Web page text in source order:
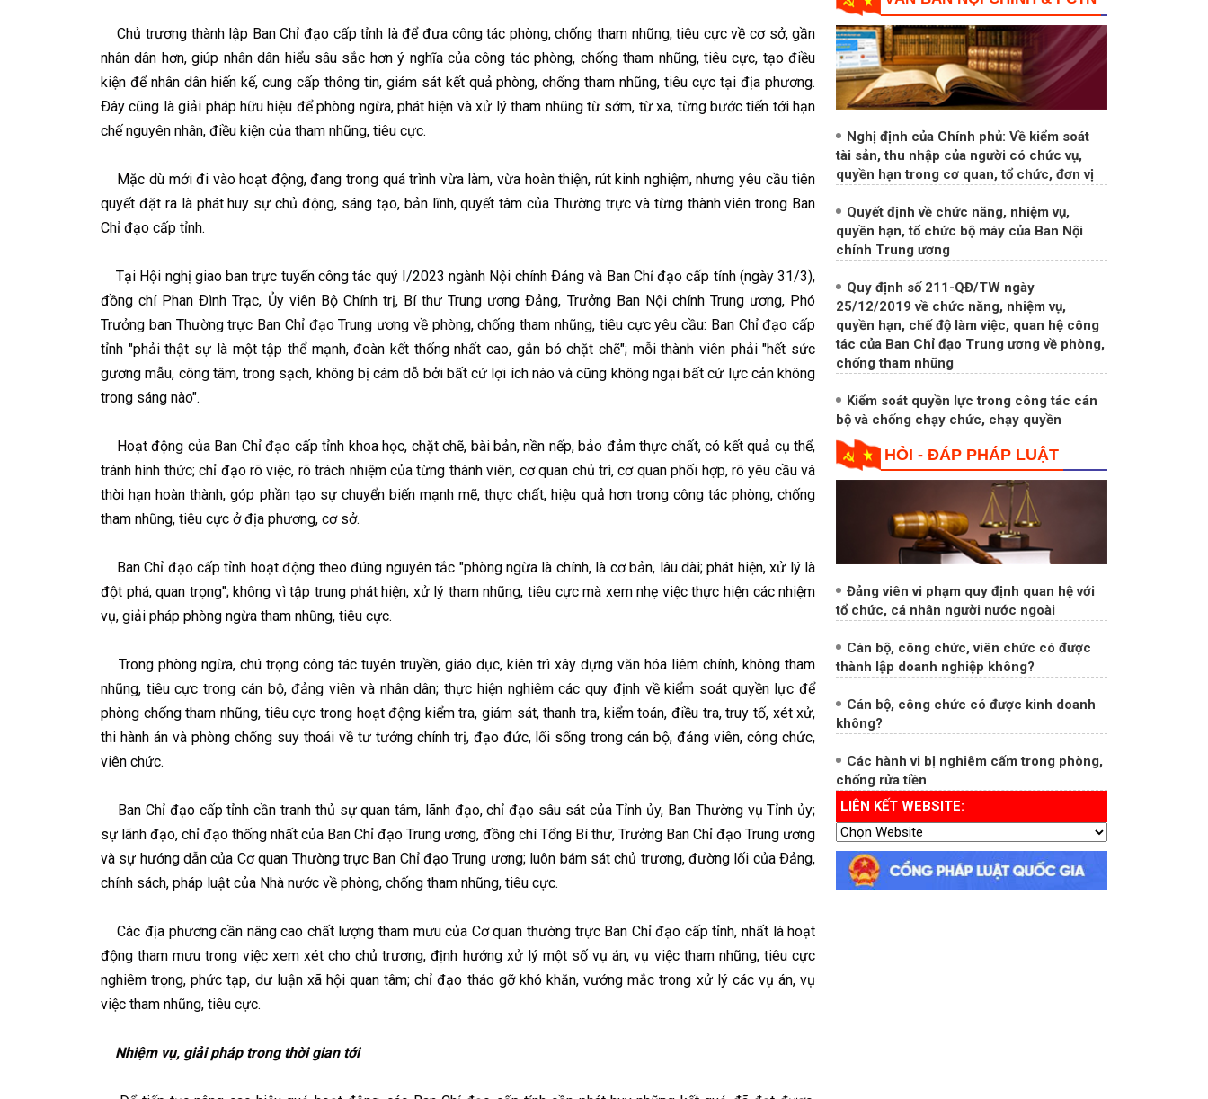
Chủ trương thành lập Ban Chỉ đạo cấp tỉnh là để đưa công tác phòng, chống tham nhũng, tiêu cực về cơ sở, gần
nhân dân hơn, giúp nhân dân hiểu sâu sắc hơn ý nghĩa của công tác phòng, chống tham nhũng, tiêu cực, tạo điều
kiện để nhân dân hiến kế, cung cấp thông tin, giám sát kết quả phòng, chống tham nhũng, tiêu cực tại địa phương.
Ðây cũng là giải pháp hữu hiệu để phòng ngừa, phát hiện và xử lý tham nhũng từ sớm, từ xa, từng bước tiến tới hạn
chế nguyên nhân, điều kiện của tham nhũng, tiêu cực.
Mặc dù mới đi vào hoạt động, đang trong quá trình vừa làm, vừa hoàn thiện, rút kinh nghiệm, nhưng yêu cầu tiên
quyết đặt ra là phát huy sự chủ động, sáng tạo, bản lĩnh, quyết tâm của Thường trực và từng thành viên trong Ban
Chỉ đạo cấp tỉnh.
Tại Hội nghị giao ban trực tuyến công tác quý I/2023 ngành Nội chính Ðảng và Ban Chỉ đạo cấp tỉnh (ngày 31/3),
đồng chí Phan Ðình Trạc, Ủy viên Bộ Chính trị, Bí thư Trung ương Ðảng, Trưởng Ban Nội chính Trung ương, Phó
Trưởng ban Thường trực Ban Chỉ đạo Trung ương về phòng, chống tham nhũng, tiêu cực yêu cầu: Ban Chỉ đạo cấp
tỉnh "phải thật sự là một tập thể mạnh, đoàn kết thống nhất cao, gắn bó chặt chẽ"; mỗi thành viên phải "hết sức
gương mẫu, công tâm, trong sạch, không bị cám dỗ bởi bất cứ lợi ích nào và cũng không ngại bất cứ lực cản không
trong sáng nào".
Hoạt động của Ban Chỉ đạo cấp tỉnh khoa học, chặt chẽ, bài bản, nền nếp, bảo đảm thực chất, có kết quả cụ thể,
tránh hình thức; chỉ đạo rõ việc, rõ trách nhiệm của từng thành viên, cơ quan chủ trì, cơ quan phối hợp, rõ yêu cầu và
thời hạn hoàn thành, góp phần tạo sự chuyển biến mạnh mẽ, thực chất, hiệu quả hơn trong công tác phòng, chống
tham nhũng, tiêu cực ở địa phương, cơ sở.
Ban Chỉ đạo cấp tỉnh hoạt động theo đúng nguyên tắc "phòng ngừa là chính, là cơ bản, lâu dài; phát hiện, xử lý là
đột phá, quan trọng"; không vì tập trung phát hiện, xử lý tham nhũng, tiêu cực mà xem nhẹ việc thực hiện các nhiệm
vụ, giải pháp phòng ngừa tham nhũng, tiêu cực.
Trong phòng ngừa, chú trọng công tác tuyên truyền, giáo dục, kiên trì xây dựng văn hóa liêm chính, không tham
nhũng, tiêu cực trong cán bộ, đảng viên và nhân dân; thực hiện nghiêm các quy định về kiểm soát quyền lực để
phòng chống tham nhũng, tiêu cực trong hoạt động kiểm tra, giám sát, thanh tra, kiểm toán, điều tra, truy tố, xét xử,
thi hành án và phòng chống suy thoái về tư tưởng chính trị, đạo đức, lối sống trong cán bộ, đảng viên, công chức,
viên chức.
Ban Chỉ đạo cấp tỉnh cần tranh thủ sự quan tâm, lãnh đạo, chỉ đạo sâu sát của Tỉnh ủy, Ban Thường vụ Tỉnh ủy;
sự lãnh đạo, chỉ đạo thống nhất của Ban Chỉ đạo Trung ương, đồng chí Tổng Bí thư, Trưởng Ban Chỉ đạo Trung ương
và sự hướng dẫn của Cơ quan Thường trực Ban Chỉ đạo Trung ương; luôn bám sát chủ trương, đường lối của Ðảng,
chính sách, pháp luật của Nhà nước về phòng, chống tham nhũng, tiêu cực.
Các địa phương cần nâng cao chất lượng tham mưu của Cơ quan thường trực Ban Chỉ đạo cấp tỉnh, nhất là hoạt
động tham mưu trong việc xem xét cho chủ trương, định hướng xử lý một số vụ án, vụ việc tham nhũng, tiêu cực
nghiêm trọng, phức tạp, dư luận xã hội quan tâm; chỉ đạo tháo gỡ khó khăn, vướng mắc trong xử lý các vụ án, vụ
việc tham nhũng, tiêu cực.
Nhiệm vụ, giải pháp trong thời gian tới
VĂN BẢN NỘI CHÍNH & PCTN
Nghị định của Chính phủ: Về kiểm soát
tài sản, thu nhập của người có chức vụ,
quyền hạn trong cơ quan, tổ chức, đơn vị
Quyết định về chức năng, nhiệm vụ,
quyền hạn, tổ chức bộ máy của Ban Nội
chính Trung ương
Quy định số 211-QĐ/TW ngày
25/12/2019 về chức năng, nhiệm vụ,
quyền hạn, chế độ làm việc, quan hệ công
tác của Ban Chỉ đạo Trung ương về phòng,
chống tham nhũng
Kiểm soát quyền lực trong công tác cán
bộ và chống chạy chức, chạy quyền
HỎI - ĐÁP PHÁP LUẬT
Đảng viên vi phạm quy định quan hệ với
tổ chức, cá nhân người nước ngoài
Cán bộ, công chức, viên chức có được
thành lập doanh nghiệp không?
Cán bộ, công chức có được kinh doanh
không?
Các hành vi bị nghiêm cấm trong phòng,
chống rửa tiền
LIÊN KẾT WEBSITE: